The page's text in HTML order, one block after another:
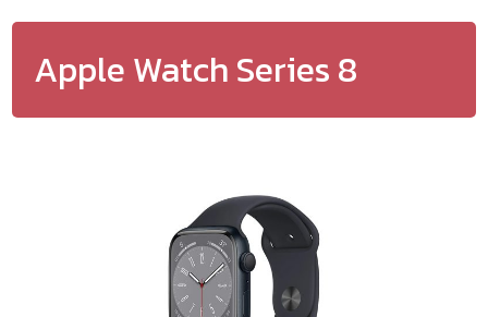
Apple Watch Series 8